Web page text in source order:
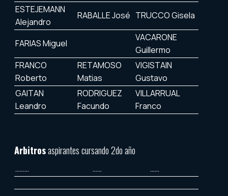
ESTEJEMANN
Alejandro
RABALLE José TRUCCO Gisela
FARIAS Miguel
VACARONE
Guillermo
FRANCO
Roberto
RETAMOSO
Matias
VIGISTAIN
Gustavo
GAITAN
Leandro
RODRIGUEZ
Facundo
VILLARRUAL
Franco
Arbitrosaspirantes cursando 2do año
……… …… ……